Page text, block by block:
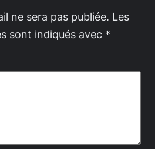
ne sera pas publiée. Les
sont indiqués avec *